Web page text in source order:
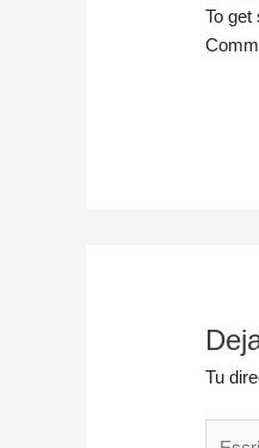
To get
Tu